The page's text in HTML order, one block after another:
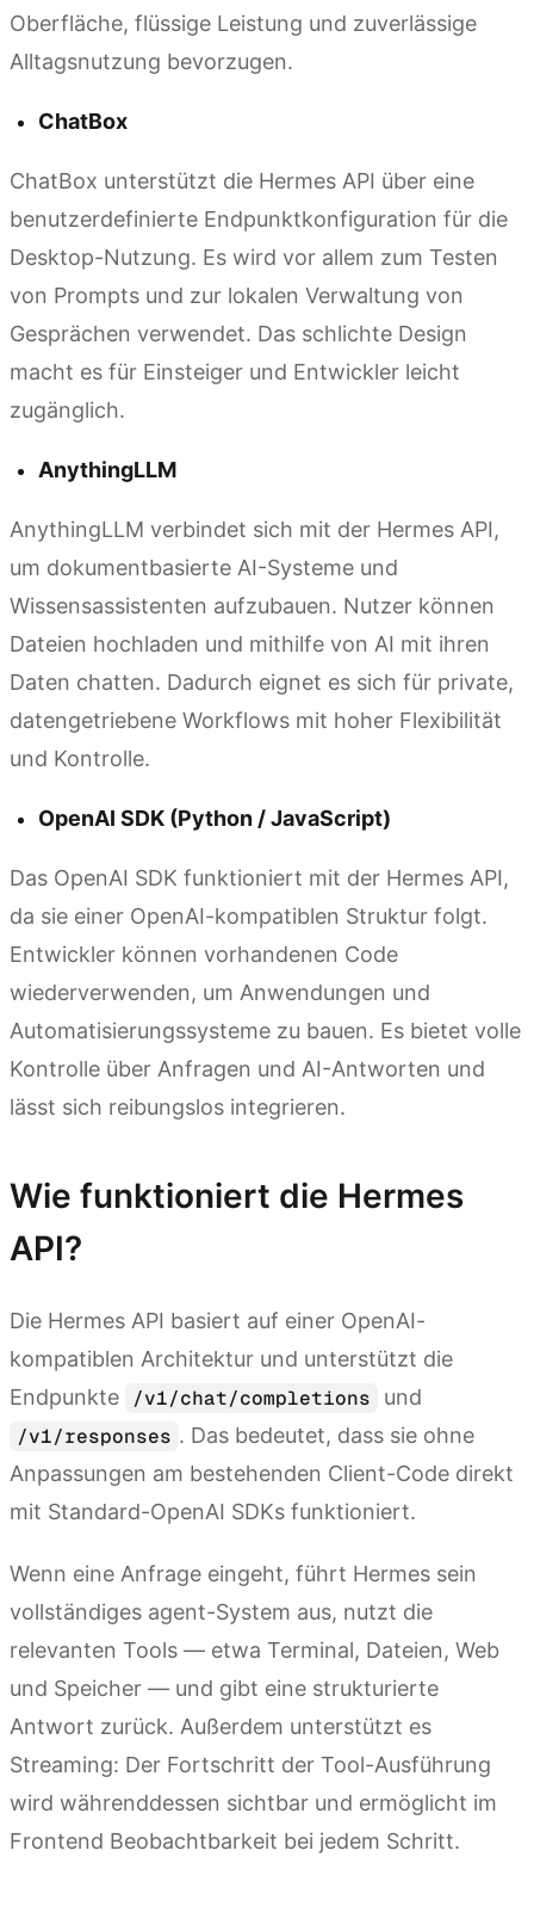
Oberfläche, flüssige Leistung und zuverlässige
Alltagsnutzung bevorzugen.
ChatBox
ChatBox unterstützt die Hermes API über eine
benutzerdefinierte Endpunktkonfiguration für die
Desktop-Nutzung. Es wird vor allem zum Testen
von Prompts und zur lokalen Verwaltung von
Gesprächen verwendet. Das schlichte Design
macht es für Einsteiger und Entwickler leicht
zugänglich.
AnythingLLM
AnythingLLM verbindet sich mit der Hermes API,
um dokumentbasierte AI-Systeme und
Wissensassistenten aufzubauen. Nutzer können
Dateien hochladen und mithilfe von AI mit ihren
Daten chatten. Dadurch eignet es sich für private,
datengetriebene Workflows mit hoher Flexibilität
und Kontrolle.
OpenAI SDK (Python / JavaScript)
Das OpenAI SDK funktioniert mit der Hermes API,
da sie einer OpenAI-kompatiblen Struktur folgt.
Entwickler können vorhandenen Code
wiederverwenden, um Anwendungen und
Automatisierungssysteme zu bauen. Es bietet volle
Kontrolle über Anfragen und AI-Antworten und
lässt sich reibungslos integrieren.
Wie funktioniert die Hermes
API?
Die Hermes API basiert auf einer OpenAI-
kompatiblen Architektur und unterstützt die
Endpunkte
/v1/chat/completions
und
/v1/responses . Das bedeutet, dass sie ohne
Anpassungen am bestehenden Client-Code direkt
mit Standard-OpenAI SDKs funktioniert.
Wenn eine Anfrage eingeht, führt Hermes sein
vollständiges agent-System aus, nutzt die
relevanten Tools — etwa Terminal, Dateien, Web
und Speicher — und gibt eine strukturierte
Antwort zurück. Außerdem unterstützt es
Streaming: Der Fortschritt der Tool-Ausführung
wird währenddessen sichtbar und ermöglicht im
Frontend Beobachtbarkeit bei jedem Schritt.